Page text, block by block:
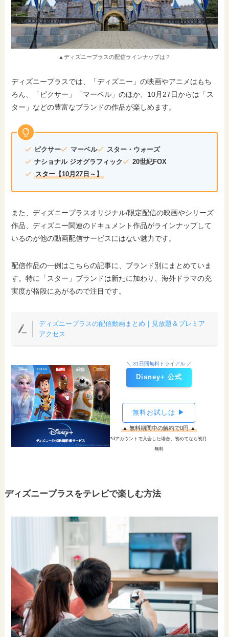
▲ディズニープラスの配信ラインナップは？
ディズニープラスでは、「ディズニー」の映画やアニメはもち
ろん、「ピクサー」「マーベル」のほか、10月27日からは「ス
ター」などの豊富なブランドの作品が楽しめます。
ピクサー マーベル
スター・ウォーズ
ナショナル ジオグラフィック
20世紀FOX
スター【10月27日～】
また、ディズニープラスオリジナル/限定配信の映画やシリーズ
作品、ディズニー関連のドキュメント作品がラインナップして
いるのが他の動画配信サービスにはない魅力です。
配信作品の一例はこちらの記事に、ブランド別にまとめていま
す。特に「スター」ブランドは新たに加わり、海外ドラマの充
実度が格段にあがるので注目です。
ディズニープラスの配信動画まとめ｜見放題＆プレミア
アクセス
＼ 31日間無料トライアル ／
Disney+ 公式
無料お試しは ▶
▲ 無料期間中の解約で0円 ▲
*dアカウントで入会した場合、初めてなら初月
無料
ディズニープラスをテレビで楽しむ方法